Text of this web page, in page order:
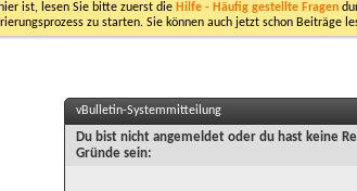
ist, lesen Sie bitte zuerst die Hilfe - Häufig gestellte Fragen
zu starten. Sie können auch jetzt schon Beiträge
vBulletin-Systemmitteilung
Du bist nicht angemeldet oder du hast keine
Gründe sein: